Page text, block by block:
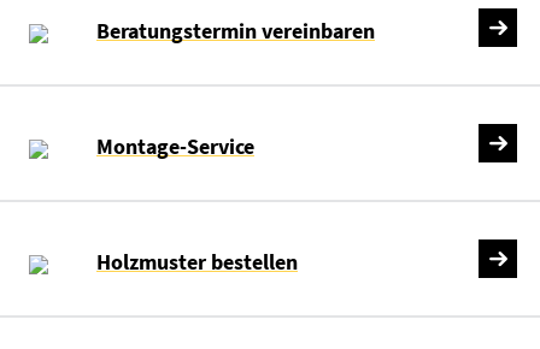
Beratungstermin vereinbaren
Montage-Service
Holzmuster bestellen